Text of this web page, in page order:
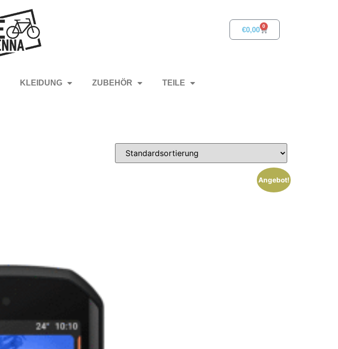
€0,00 0
KLEIDUNG ZUBEHÖR TEILE
Angebot!